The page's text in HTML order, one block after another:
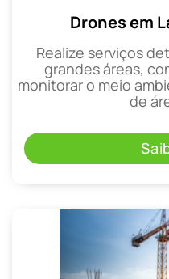
Drones em
Realize serviços
grandes áreas,
monitorar o meio
de